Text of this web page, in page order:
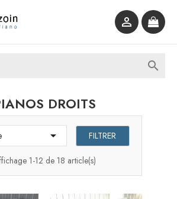


DROITS
 FILTRER
1-12 de 18 article(s)